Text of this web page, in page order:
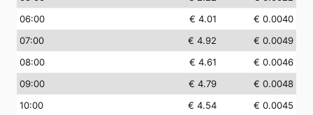
06:00 € 4.01
€ 0.0040
07:00 € 4.92
€ 0.0049
08:00 € 4.61
€ 0.0046
09:00 € 4.79
€ 0.0048
10:00 € 4.54
€ 0.0045